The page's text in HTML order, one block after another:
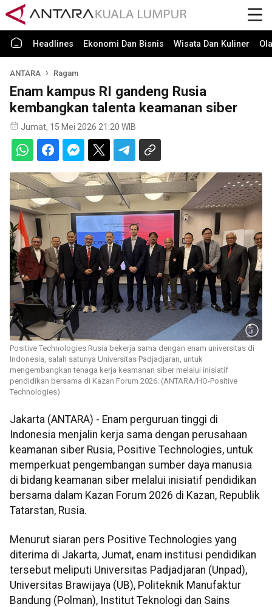
Headlines Ekonomi Dan Bisnis Wisata Dan Kuliner
ANTARA Ragam
Enam kampus RI gandeng Rusia
kembangkan talenta keamanan siber
Jumat, 15 Mei 2026 21:20 WIB
Positive Technologies Rusia bekerja sama dengan enam universitas di
Indonesia, salah satunya Universitas Padjadjaran, untuk
mengembangkan tenaga kerja keamanan siber melalui inisiatif
pendidikan bersama di Kazan Forum 2026. (ANTARA/HO-Positive
Technologies)
Jakarta (ANTARA) - Enam perguruan tinggi di
Indonesia menjalin kerja sama dengan perusahaan
keamanan siber Rusia, Positive Technologies, untuk
memperkuat pengembangan sumber daya manusia
di bidang keamanan siber melalui inisiatif pendidikan
bersama dalam Kazan Forum 2026 di Kazan, Republik
Tatarstan, Rusia.
Menurut siaran pers Positive Technologies yang
diterima di Jakarta, Jumat, enam institusi pendidikan
tersebut meliputi Universitas Padjadjaran (Unpad),
Universitas Brawijaya (UB), Politeknik Manufaktur
Bandung (Polman), Institut Teknologi dan Sains